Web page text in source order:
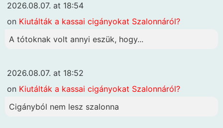
2026.08.07. at 18:54
on Kiutálták a kassai cigányokat Szalonnáról?
A tótoknak volt annyi eszük, hogy...
2026.08.07. at 18:52
on Kiutálták a kassai cigányokat Szalonnáról?
Cigányból nem lesz szalonna